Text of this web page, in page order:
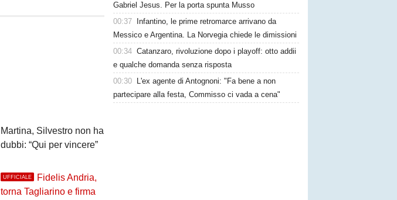
Martina, Silvestro non ha
dubbi: “Qui per vincere”
UFFICIALE
Fidelis Andria,
torna Tagliarino e firma
Gabriel Jesus. Per la porta spunta Musso
00:37
Infantino, le prime retromarce arrivano da
Messico e Argentina. La Norvegia chiede le dimissioni
00:34 Catanzaro, rivoluzione dopo i playoff: otto addii
e qualche domanda senza risposta
00:30
L'ex agente di Antognoni: "Fa bene a non
partecipare alla festa, Commisso ci vada a cena"